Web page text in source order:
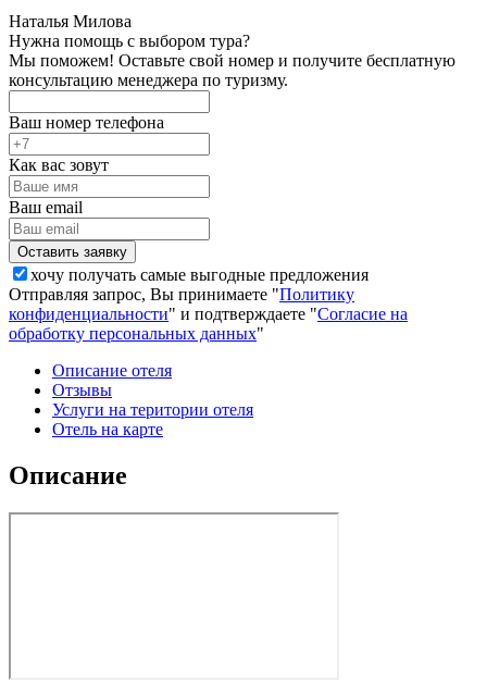
Наталья Милова
Нужна помощь с выбором тура?
Мы поможем! Оставьте свой номер и получите бесплатную
консультацию менеджера по туризму.
Ваш номер телефона
Как вас зовут
Ваш email
хочу получать самые выгодные предложения
Отправляя запрос, Вы принимаете "Политику
конфиденциальности" и подтверждаете "Согласие на
обработку персональных данных"
Описание отеля
Отзывы
Услуги на територии отеля
Отель на карте
Описание